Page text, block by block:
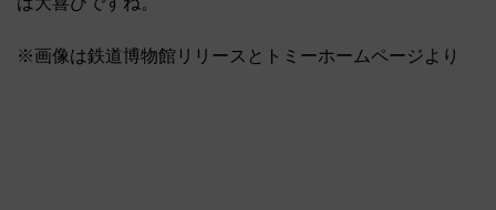
※画像は鉄道博物館リリースとトミーホームページより